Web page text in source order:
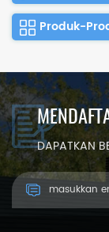
Produk-
DAPATKAN